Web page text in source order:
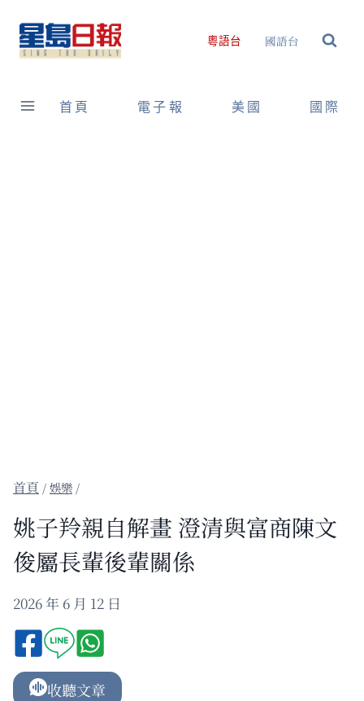
content
粵語台 國語台
首頁 電子報 美國 國際
/娛樂 /
姚子羚親自解畫 澄清與富商陳文
俊屬長輩後輩關係
2026 年 6 月 12 日
收聽文章